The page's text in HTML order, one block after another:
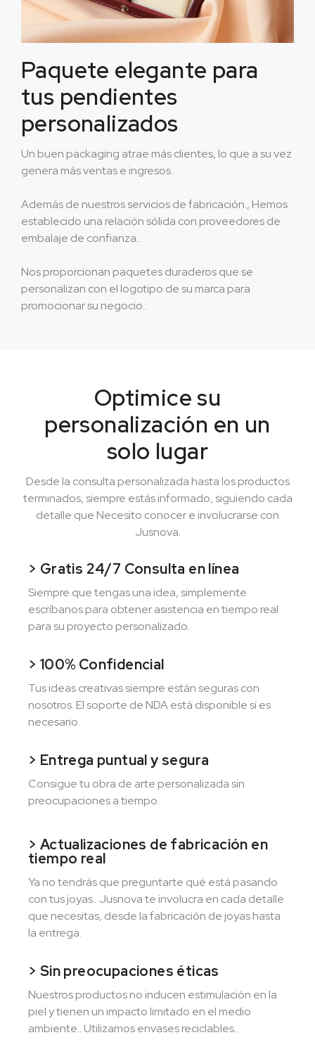
Paquete elegante para
tus pendientes
personalizados
Un buen packaging atrae más clientes, lo que a su vez
genera más ventas e ingresos..
Además de nuestros servicios de fabricación., Hemos
establecido una relación sólida con proveedores de
embalaje de confianza..
Nos proporcionan paquetes duraderos que se
personalizan con el logotipo de su marca para
promocionar su negocio..
Optimice su
personalización en un
solo lugar
Desde la consulta personalizada hasta los productos
terminados, siempre estás informado, siguiendo cada
detalle que Necesito conocer e involucrarse con
Jusnova.
> Gratis 24/7 Consulta en línea
Siempre que tengas una idea, simplemente
escríbanos para obtener asistencia en tiempo real
para su proyecto personalizado.
> 100% Confidencial
Tus ideas creativas siempre están seguras con
nosotros. El soporte de NDA está disponible si es
necesario.
> Entrega puntual y segura
Consigue tu obra de arte personalizada sin
preocupaciones a tiempo.
> Actualizaciones de fabricación en
tiempo real
Ya no tendrás que preguntarte qué está pasando
con tus joyas.. Jusnova te involucra en cada detalle
que necesitas, desde la fabricación de joyas hasta
la entrega.
> Sin preocupaciones éticas
Nuestros productos no inducen estimulación en la
piel y tienen un impacto limitado en el medio
ambiente.. Utilizamos envases reciclables..